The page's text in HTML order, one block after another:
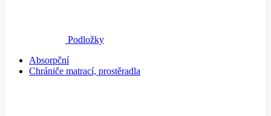
Podložky
Absorpční
Chrániče matrací, prostěradla